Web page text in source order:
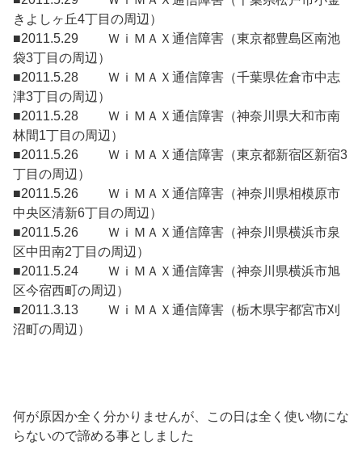
きよしヶ丘4丁目の周辺）
■2011.5.29 ＷｉＭＡＸ通信障害（東京都豊島区南池
袋3丁目の周辺）
■2011.5.28 ＷｉＭＡＸ通信障害（千葉県佐倉市中志
津3丁目の周辺）
■2011.5.28 ＷｉＭＡＸ通信障害（神奈川県大和市南
林間1丁目の周辺）
■2011.5.26 ＷｉＭＡＸ通信障害（東京都新宿区新宿3
丁目の周辺）
■2011.5.26 ＷｉＭＡＸ通信障害（神奈川県相模原市
中央区清新6丁目の周辺）
■2011.5.26 ＷｉＭＡＸ通信障害（神奈川県横浜市泉
区中田南2丁目の周辺）
■2011.5.24 ＷｉＭＡＸ通信障害（神奈川県横浜市旭
区今宿西町の周辺）
■2011.3.13 ＷｉＭＡＸ通信障害（栃木県宇都宮市刈
沼町の周辺）
何が原因か全く分かりませんが、この日は全く使い物にな
らないので諦める事としました